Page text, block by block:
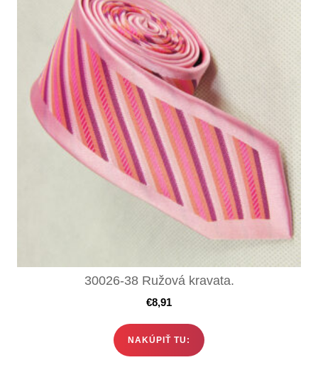
30026-38 Ružová kravata.
€8,91
NAKÚPIŤ TU: